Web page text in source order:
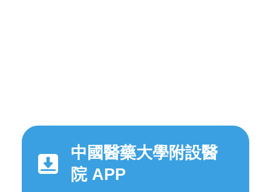
中國醫藥大學附設醫
院 APP